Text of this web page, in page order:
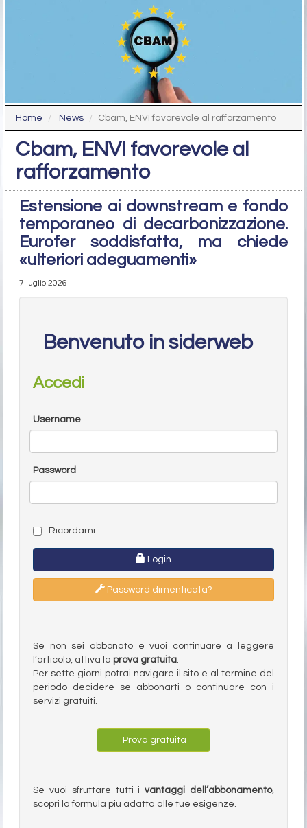
Home News Cbam, ENVI favorevole al rafforzamento
Cbam, ENVI favorevole al
rafforzamento
Estensione ai downstream e fondo
temporaneo di decarbonizzazione.
Eurofer soddisfatta, ma chiede
«ulteriori adeguamenti»
7 luglio 2026
Benvenuto in siderweb
Accedi
Username
Password
Ricordami
Login
Password dimenticata?
Se non sei abbonato e vuoi continuare a leggere
l’articolo, attiva la prova gratuita.
Per sette giorni potrai navigare il sito e al termine del
periodo decidere se abbonarti o continuare con i
servizi gratuiti.
Prova gratuita
Se vuoi sfruttare tutti ivantaggi dell’abbonamento,
scopri la formula più adatta alle tue esigenze.